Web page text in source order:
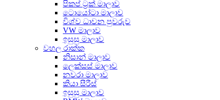
පිකප් ට්‍රක් මාලාව
ටොයෝටා මාලාව
විශ්ව ධාවන පුවරුව
VW මාලාව
ඉසුසු මාලාව
වහල රාක්ක
නිසාන් මාලාව
ලෙක්සස් මාලාව
නවරා මාලාව
කියා සීරීස්
ඉසුසු මාලාව